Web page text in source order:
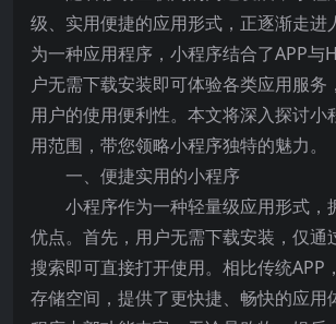
级、实用便捷的应用形式，正逐渐走进
为一种应用程序，小程序结合了APP与
户无需下载安装即可体验各类应用服务
用户的使用便利性。本文将深入探讨小
用范围，带您领略小程序独特的魅力。
一、便捷实用的小程序
小程序作为一种轻量级应用形式，
优点。首先，用户无需下载安装，仅通
搜索即可直接打开使用。相比传统APP
存储空间，提供了更快捷、畅快的应用